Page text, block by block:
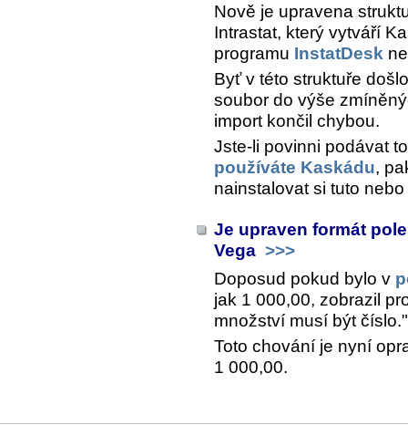
Nově je upravena
Intrastat, který vytváří
programu InstatDesk
Byť v této struktuře
soubor do výše
import končil chybou.
Jste-li povinni podávat
používáte Kaskádu,
nainstalovat si tuto
Je upraven formát
Vega >>>
Doposud pokud bylo v
jak 1 000,00, zobrazil
množství musí být číslo."
Toto chování je nyní
1 000,00.